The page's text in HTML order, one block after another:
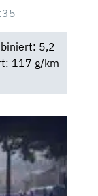
5,2
117 g/km